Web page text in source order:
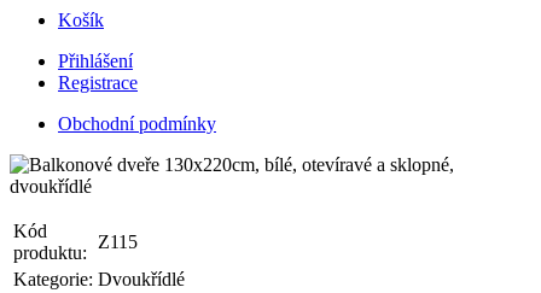
Košík
Přihlášení
Registrace
Obchodní podmínky
Kód
produktu:
Z115
Kategorie: Dvoukřídlé